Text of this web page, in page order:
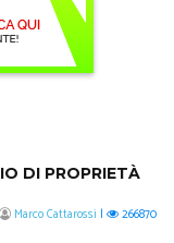
DI PROPRIETÀ
Marco Cattarossi | 266870